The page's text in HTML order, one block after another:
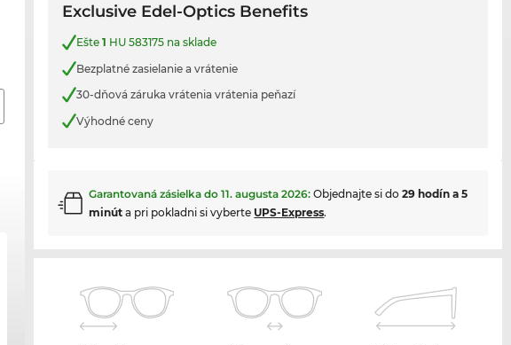
Exclusive Edel-Optics Benefits
Ešte1 HU 583175 na sklade
Bezplatné zasielanie a vrátenie
30-dňová záruka vrátenia vrátenia peňazí
Výhodné ceny
Garantovaná zásielka do11. augusta 2026: Objednajte si do29 hodín a 5
minút a pri pokladni si vyberte UPS-Express.